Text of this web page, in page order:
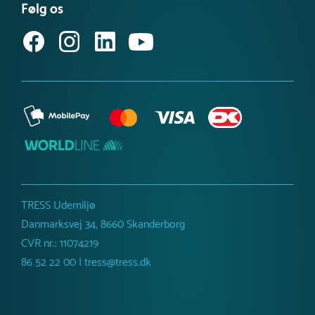
Købsvilkår (erhverv)
Følg os
TRESS Udemiljø
Danmarksvej 34, 8660 Skanderborg
CVR nr.: 11074219
86 52 22 00 | tress@tress.dk